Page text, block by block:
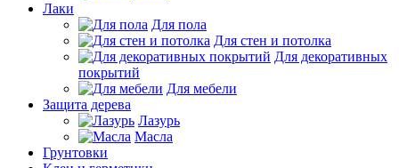
Лаки
Для пола
Для стен и потолка
Для декоративных
покрытий
Для мебели
Защита дерева
Лазурь
Масла
Грунтовки